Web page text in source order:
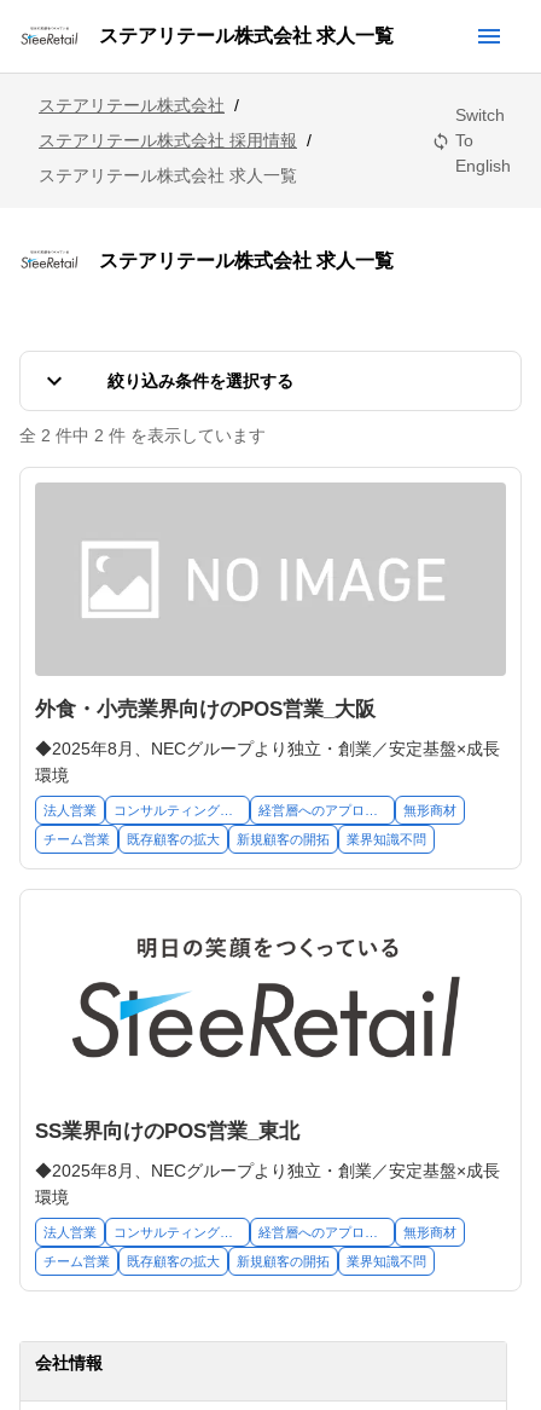
ステアリテール株式会社 求人一覧 menu
ステアリテール株式会社 /
ステアリテール株式会社 採用情報 /
ステアリテール株式会社 求人一覧
sync
Switch
To
English
ステアリテール株式会社 求人一覧
keyboard_arrow_down 絞り込み条件を選択する
全 2 件中 2 件 を表示しています
外食・小売業界向けのPOS営業_大阪
◆2025年8月、NECグループより独立・創業／安定基盤×成長
環境
法人営業
無形商材
チーム営業
既存顧客の拡大 新規顧客の開拓 業界知識不問
SS業界向けのPOS営業_東北
◆2025年8月、NECグループより独立・創業／安定基盤×成長
環境
法人営業
無形商材
チーム営業
既存顧客の拡大 新規顧客の開拓 業界知識不問
会社情報